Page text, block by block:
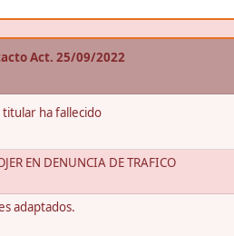
Act. 25/09/2022
titular ha fallecido
EN DENUNCIA DE TRAFICO
adaptados.